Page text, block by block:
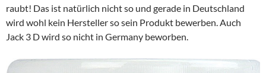
raubt! Das ist natürlich nicht so und gerade in Deutschland
wird wohl kein Hersteller so sein Produkt bewerben. Auch
Jack 3 D wird so nicht in Germany beworben.